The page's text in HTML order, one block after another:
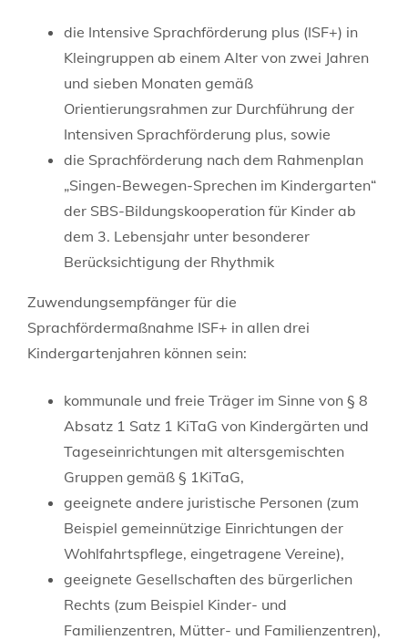
die Intensive Sprachförderung plus (ISF+) in
Kleingruppen ab einem Alter von zwei Jahren
und sieben Monaten gemäß
Orientierungsrahmen zur Durchführung der
Intensiven Sprachförderung plus, sowie
die Sprachförderung nach dem Rahmenplan
„Singen-Bewegen-Sprechen im Kindergarten“
der SBS-Bildungskooperation für Kinder ab
dem 3. Lebensjahr unter besonderer
Berücksichtigung der Rhythmik
Zuwendungsempfänger für die
Sprachfördermaßnahme ISF+ in allen drei
Kindergartenjahren können sein:
kommunale und freie Träger im Sinne von § 8
Absatz 1 Satz 1 KiTaG von Kindergärten und
Tageseinrichtungen mit altersgemischten
Gruppen gemäß § 1KiTaG,
geeignete andere juristische Personen (zum
Beispiel gemeinnützige Einrichtungen der
Wohlfahrtspflege, eingetragene Vereine),
geeignete Gesellschaften des bürgerlichen
Rechts (zum Beispiel Kinder- und
Familienzentren, Mütter- und Familienzentren),